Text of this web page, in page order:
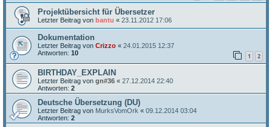
Projektübersicht für Übersetzer
Letzter Beitrag von bantu « 23.11.2012 17:06
Dokumentation
Letzter Beitrag von Crizzo « 24.01.2015 12:37
Antworten: 10 1 2
BIRTHDAY_EXPLAIN
Letzter Beitrag von gn#36 « 27.12.2014 22:40
Antworten: 2
Deutsche Übersetzung (DU)
Letzter Beitrag von MurksVomOrk « 09.12.2014 03:04
Antworten: 2